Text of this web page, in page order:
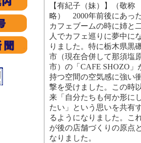
【有紀子（妹）】（敬称
略） 2000年前後にあっ
カフェブームの時に姉と
人でカフェ巡りに夢中に
りました。特に栃木県黒
市（現在合併して那須塩
市）の「CAFE SHOZO」
持つ空間の空気感に強い
撃を受けました。この時
来「自分たちも何か形に
たい」という思いを共有
るようになりました。こ
が後の店舗づくりの原点
なりました。